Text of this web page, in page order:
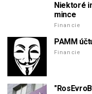
Niektoré
mince
Financie
PAMM
Financie